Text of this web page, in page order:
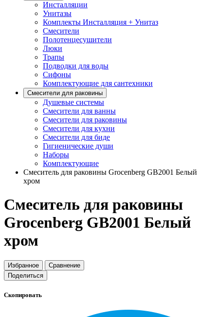
Инсталляции
Унитазы
Комплекты Инсталляция + Унитаз
Смесители
Полотенцесушители
Люки
Трапы
Подводки для воды
Сифоны
Комплектующие для сантехники
Смесители для раковины
Душевые системы
Смесители для ванны
Смесители для раковины
Смесители для кухни
Смесители для биде
Гигиенические души
Наборы
Комплектующие
Cмеситель для раковины Grocenberg GB2001 Белый
хром
Cмеситель для раковины
Grocenberg GB2001 Белый
хром
Избранное
Сравнение
Поделиться
Скопировать